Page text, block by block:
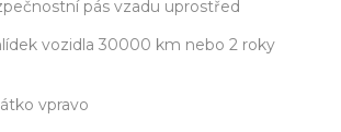
pás vzadu uprostřed
vozidla 30000 km nebo 2 roky
vpravo